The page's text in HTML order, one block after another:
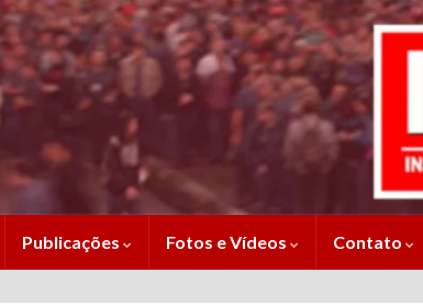
Publicações Fotos e Vídeos Contato